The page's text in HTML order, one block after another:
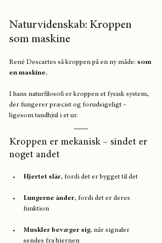
Naturvidenskab: Kroppen
som maskine
René Descartes så kroppen på en ny måde: som
en maskine.
I hans naturfilosofi er kroppen et fysisk system,
der fungerer præcist og forudsigeligt –
ligesom tandhjul i et ur.
Kroppen er mekanisk – sindet er
noget andet
Hjertet slår, fordi det er bygget til det
Lungerne ånder, fordi det er deres
funktion
Muskler bevæger sig, når signaler
sendes fra hjernen